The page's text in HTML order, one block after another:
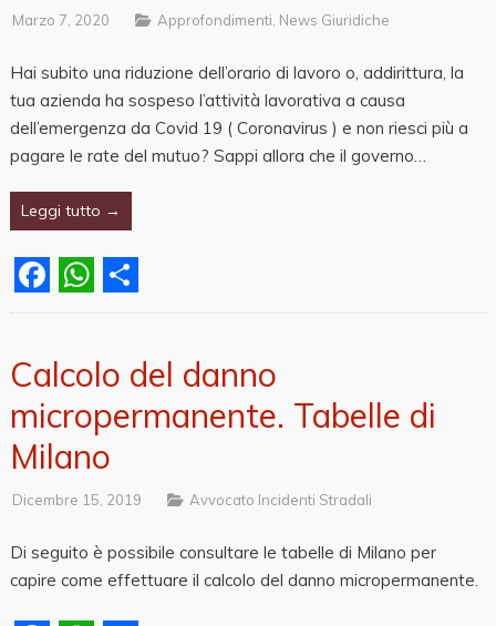
Marzo 7, 2020 Approfondimenti, News Giuridiche
Hai subito una riduzione dell’orario di lavoro o, addirittura, la
tua azienda ha sospeso l’attività lavorativa a causa
dell’emergenza da Covid 19 ( Coronavirus ) e non riesci più a
pagare le rate del mutuo? Sappi allora che il governo…
Leggi tutto →
Facebook
WhatsApp
Share
Calcolo del danno
micropermanente. Tabelle di
Milano
Dicembre 15, 2019 Avvocato Incidenti Stradali
Di seguito è possibile consultare le tabelle di Milano per
capire come effettuare il calcolo del danno micropermanente.